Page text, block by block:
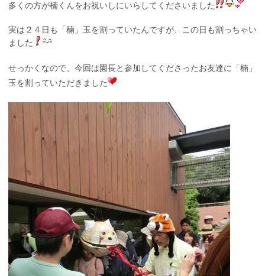
多くの方が楠くんをお祝いしにいらしてくださいました
実は２４日も「楠」玉を割っていたんですが、この日も割っちゃい
ました
せっかくなので、今回は園長と参加してくださったお友達に「楠」
玉を割っていただきました